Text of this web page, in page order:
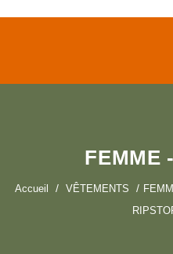
FEMME
Accueil VÊTEMENTS